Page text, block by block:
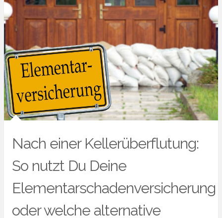
Nach einer Kellerüberflutung:
So nutzt Du Deine
Elementarschadenversicherung
oder welche alternative